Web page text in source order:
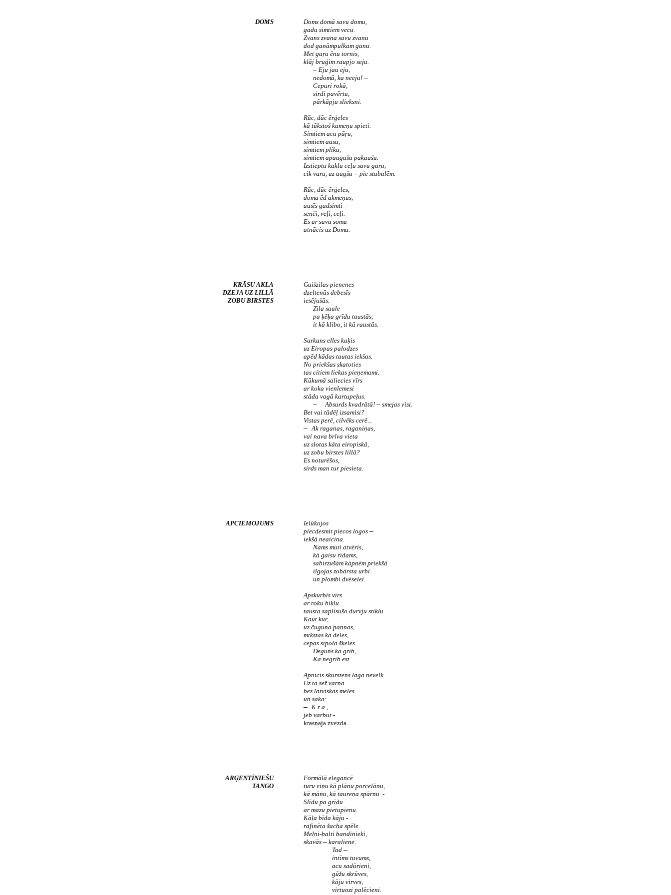
DOMS
Doms domā savu domu,
gadu simtiem vecu.
Zvans zvana savu zvanu
dod ganāmpulkam ganu.
Met gaŗu ēnu tornis,
klāj bruģim raupjo seju.
—Eju jau eju,
nedomā, ka neeju! —
Cepuri rokā,
sirdi pavērtu,
pārkāpju slieksni.
Rūc, dūc ērģeles
kā tūkstoš kameņu spieti.
Simtiem acu pāŗu,
simtiem ausu,
simtiem pliku,
simtiem apaugušu pakaušu.
Izstieptu kaklu ceļu savu garu,
cik varu, uz augšu —pie stabulēm.
Rūc, dūc ērģeles,
doma ēd akmeņus,
ausīs gadsimti —
senči, veļi, ceļi.
Es ar savu somu
atnācis uz Domu.
KRĀSU AKLA
DZEJA UZ LILLĀ
ZOBU BIRSTES
Gaišzilas pienenes
dzeltenās debesīs
iesējušās.
Zila saule
pa ķēķa grīdu taustās,
it kā klibo, it kā raustās.
Sarkans elles kaķis
uz Eiropas palodzes
apēd kādas tautas iekšas.
No priekšas skatoties
tas citiem liekas pieņemami.
Kūkumā saliecies vīrs
ar koka vienlemesi
stāda vagā kartupeļus.
—
Absurds kvadrātā! —smejas visi.
Bet vai tādēļ izsamisi?
Vistas perē, cilvēks cerē...
—Ak raganas, raganiņas,
vai nava brīva vieta
uz slotas kāta eiropiskā,
uz zobu birstes lillā?
Es noturēšos,
sirds man tur piesieta.
APCIEMOJUMS
Ielūkojos
piecdesmit piecos logos —
iekšā neaicina.
Nams muti atvēris,
kā gaisu rīdams,
sabirzušām kāpnēm priekšā
ilgojas zobārsta urbi
un plombi dvēselei.
Apskurbis vīrs
ar roku biklu
tausta saplīsušo durvju stiklu.
Kaut kur,
uz čuguna pannas,
mīkstas kā dēles,
cepas sīpola šķēles.
Deguns kā grib,
Kā negrib ēst...
Apnicis skurstens lāga nevelk.
Uz tā sēž vārna
bez latviskas mēles
un saka:
— K r a ,
jeb varbūt -
krasnaja zvezda...
ARĢENTĪNIEŠU
TANGO
Formālā elegancē
turu viņu kā plānu porcelānu,
kā mānu, kā taureņa spārnu. -
Slīdu pa grīdu
ar mazu pietupienu.
Kāļa bīda kāju -
rafinēta šacha spēle.
Melni-balti bandinieki,
skavās —karaliene.
Tad—
intīms tuvums,
acu sadūrieni,
gūžu skrūves,
kāju virves,
virtuozi palēcieni.